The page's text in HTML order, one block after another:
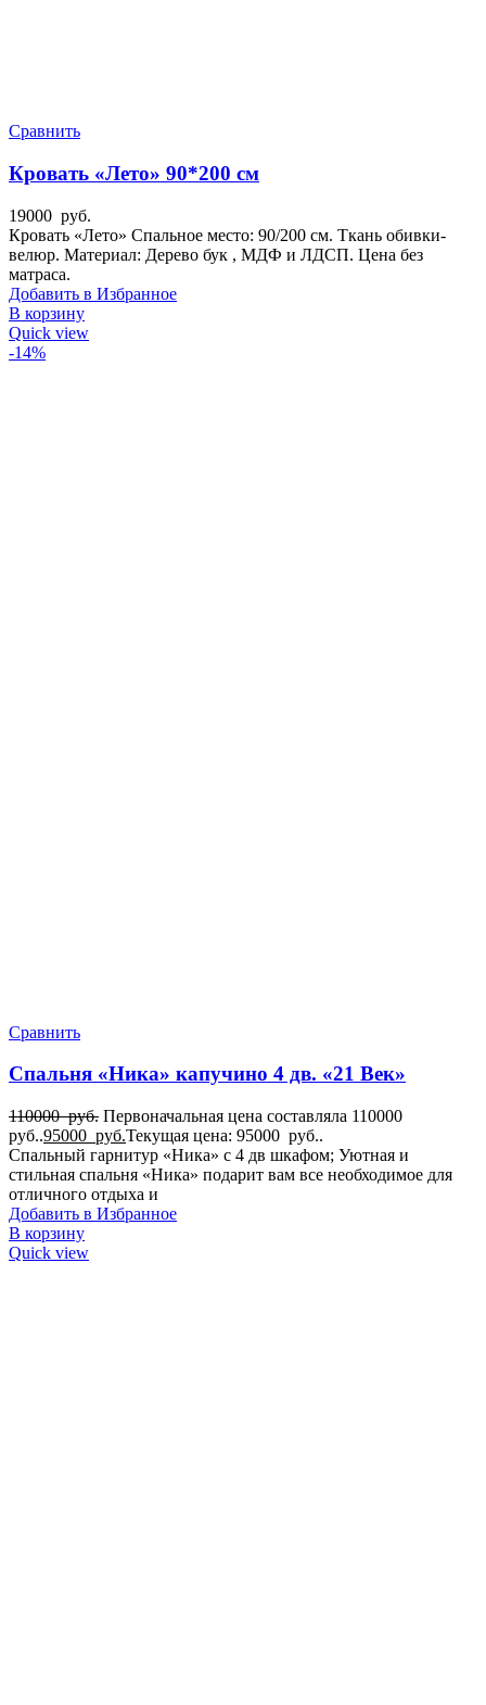
Сравнить
Кровать «Лето» 90*200 см
19000 руб.
Кровать «Лето» Спальное место: 90/200 см. Ткань обивки-
велюр. Материал: Дерево бук , МДФ и ЛДСП. Цена без
матраса.
Добавить в Избранное
В корзину
Quick view
-14%
Сравнить
Спальня «Ника» капучино 4 дв. «21 Век»
110000руб. Первоначальная цена составляла 110000
руб..95000 руб.Текущая цена: 95000 руб..
Спальный гарнитур «Ника» с 4 дв шкафом; Уютная и
стильная спальня «Ника» подарит вам все необходимое для
отличного отдыха и
Добавить в Избранное
В корзину
Quick view